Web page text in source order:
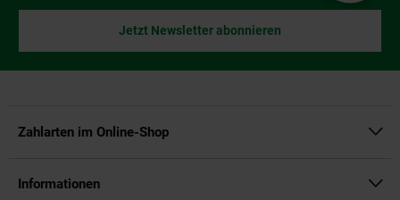
Jetzt Newsletter abonnieren
Zahlarten im Online-Shop
Informationen